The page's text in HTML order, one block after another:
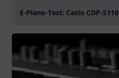
E-Piano-Test: Casio CDP-S110